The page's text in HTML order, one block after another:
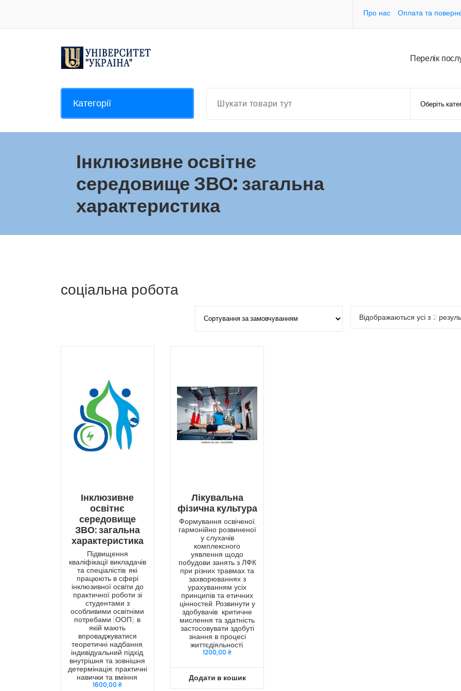
Про нас Оплата та
Перелік посл
Категорії
Інклюзивне освітнє
середовище ЗВО: загальна
характеристика
соціальна робота
Відображаються усі з 2
Інклюзивне
освітнє
середовище
ЗВО: загальна
характеристика
Підвищення
кваліфікації викладачів
та спеціалістів, які
працюють в сфері
інклюзивної освіти до
практичної роботи зі
студентами з
особливими освітніми
потребами (ООП), в
якій мають
впроваджуватися
теоретичні надбання,
індивідуальний підхід,
внутрішня та зовнішня
детермінація, практичні
навички та вміння.
1600,00₴
Лікувальна
фізична культура
Формування освіченої,
гармонійно розвиненої
у слухачів
комплексного
уявлення щодо
побудови занять з ЛФК
при різних травмах та
захворюваннях з
урахуванням усіх
принципів та етичних
цінностей. Розвинути у
здобувачів критичне
мислення та здатність
застосовувати здобуті
знання в процесі
життєдіяльності.
1200,00₴
Додати в кошик